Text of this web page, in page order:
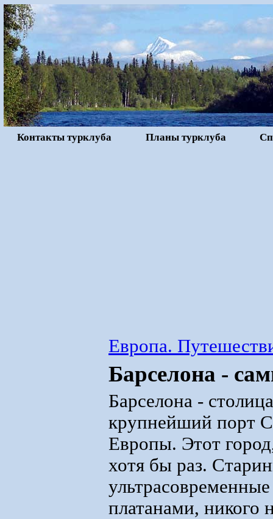
Контакты турклуба Планы турклуба
Европа.
Барселона -
Барселона -
крупнейший порт
Европы. Этот
хотя бы раз.
платанами, никого